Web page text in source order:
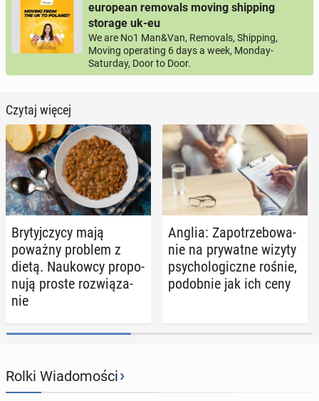
european removals moving shipping
storage uk-eu
We are No1 Man&Van, Removals, Shipping,
Moving operating 6 days a week, Monday-
Saturday, Door to Door.
Czytaj więcej
Bry­tyj­czy­cy mają
poważny problem z
dietą. Na­ukow­cy pro­po­
nu­ją proste roz­wią­za­
nie
Anglia: Za­po­trze­bo­wa­
nie na pry­wat­ne wizyty
psy­cho­lo­gicz­ne rośnie,
po­dob­nie jak ich ceny
Rolki Wiadomości›